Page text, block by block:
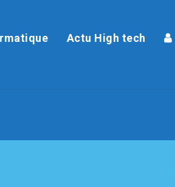
Actu High tech